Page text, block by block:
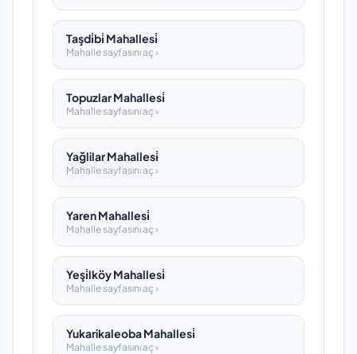
Taşdi̇bi̇ Mahallesi̇
Mahalle sayfasını aç ›
Topuzlar Mahallesi̇
Mahalle sayfasını aç ›
Yağlilar Mahallesi̇
Mahalle sayfasını aç ›
Yaren Mahallesi̇
Mahalle sayfasını aç ›
Yeşi̇lköy Mahallesi̇
Mahalle sayfasını aç ›
Yukarikaleoba Mahallesi̇
Mahalle sayfasını aç ›